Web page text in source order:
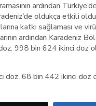
ardından
oldukça etkili oldu.
katkı sağlaması ve
ardından Karadeniz
998 bin 624 ikinci doz
doz, 68 bin 442 ikinci